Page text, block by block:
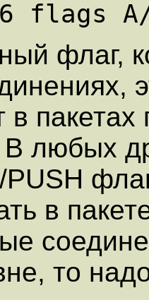
флаг,
в
любых
PUSH
в
то